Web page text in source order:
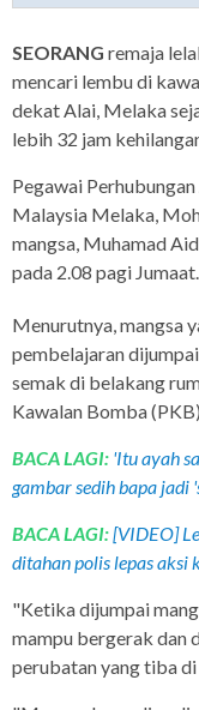
SEORANG remaja
mencari lembu di
dekat Alai, Melaka
lebih 32 jam
Pegawai
Malaysia Melaka,
mangsa, Muhamad
pada 2.08 pagi Jumaat.
Menurutnya, mangsa
pembelajaran
semak di belakang
Kawalan Bomba
BACA LAGI: 'Itu ayah
gambar sedih bapa
BACA LAGI:[VIDEO]
ditahan polis lepas aksi
"Ketika dijumpai
mampu bergerak dan
perubatan yang tiba